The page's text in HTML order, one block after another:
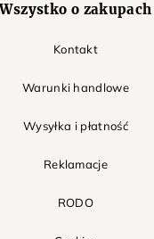
Wszystko o zakupach
Kontakt
Warunki handlowe
Wysyłka i płatność
Reklamacje
RODO